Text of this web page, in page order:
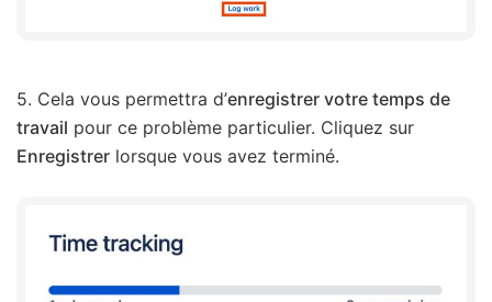
5. Cela vous permettra d’enregistrer votre temps de
travail pour ce problème particulier. Cliquez sur
Enregistrer lorsque vous avez terminé.